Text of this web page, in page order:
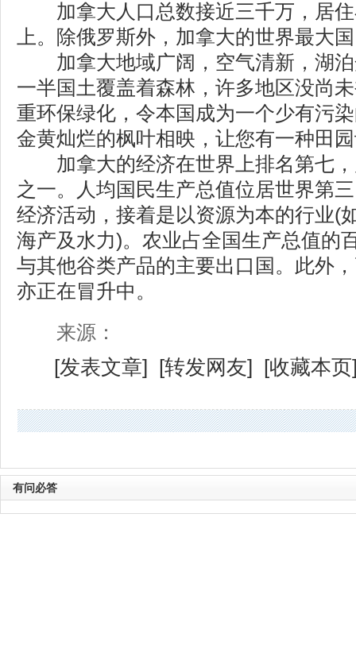
加拿大人口总数接近三千万，居住
上。除俄罗斯外，加拿大的世界最大
加拿大地域广阔，空气清新，湖泊
一半国土覆盖着森林，许多地区没尚
重环保绿化，令本国成为一个少有污
金黄灿烂的枫叶相映，让您有一种田
加拿大的经济在世界上排名第七，
之一。人均国民生产总值位居世界第
经济活动，接着是以资源为本的行业(
海产及水力)。农业占全国生产总值的
与其他谷类产品的主要出口国。此外
亦正在冒升中。
来源：
[发表文章] [转发网友] [收藏本页
有问必答